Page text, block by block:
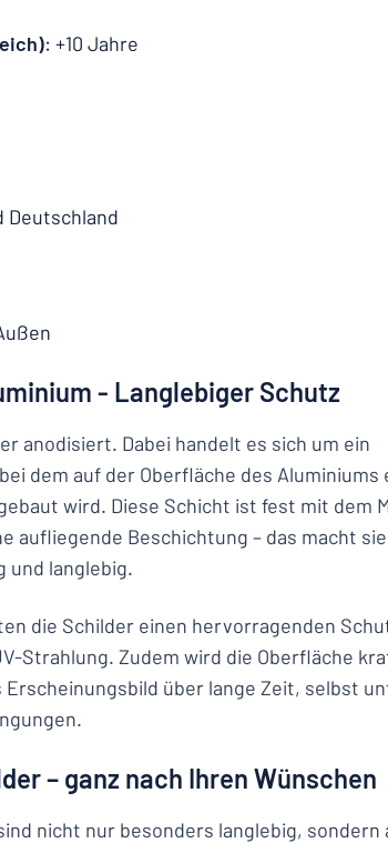
: +10 Jahre
Deutschland
- Langlebiger Schutz
anodisiert. Dabei handelt es sich um ein
dem auf der Oberfläche des Aluminiums
wird. Diese Schicht ist fest mit dem
aufliegende Beschichtung – das macht sie
und langlebig.
die Schilder einen hervorragenden
Strahlung. Zudem wird die Oberfläche
über lange Zeit, selbst
– ganz nach Ihren Wünschen
nicht nur besonders langlebig, sondern